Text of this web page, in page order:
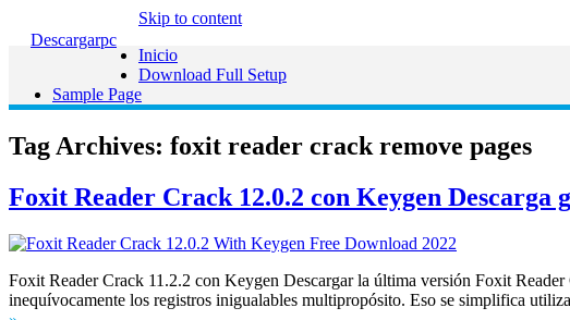
Descargarpc
Skip to content
Inicio
Download Full Setup
Sample Page
Tag Archives: foxit reader crack remove pages
Foxit Reader Crack 12.0.2 con Keygen Descarga
Foxit Reader Crack 11.2.2 con Keygen Descargar la última versión Foxit
inequívocamente los registros inigualables multipropósito. Eso se simplifica